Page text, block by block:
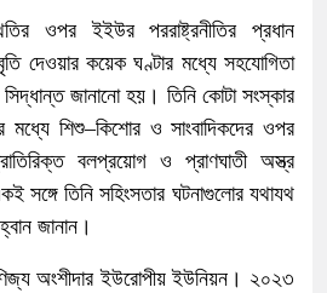
ওপর ইইউর পররাষ্ট্রনীতির প্রধান
দেওয়ার কয়েক ঘণ্টার মধ্যে সহযোগিতা
জানানো হয়। তিনি কোটা সংস্কার
মধ্যে শিশু–কিশোর ও সাংবাদিকদের ওপর
বলপ্রয়োগ ও প্রাণঘাতী অস্ত্র
সঙ্গে তিনি সহিংসতার ঘটনাগুলোর যথাযথ
জানান।
অংশীদার ইউরোপীয় ইউনিয়ন। ২০২৩